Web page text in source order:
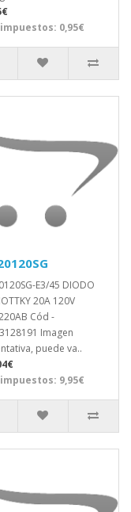
0,95€
E3/45 DIODO
20A 120V
Cód -
Imagen
puede va..
9,95€